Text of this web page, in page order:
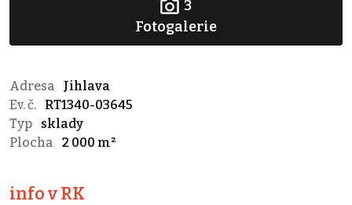
3
Fotogalerie
Adresa
Jihlava
Ev. č.
RT1340-03645
Typ
sklady
Plocha
2 000 m²
info v RK